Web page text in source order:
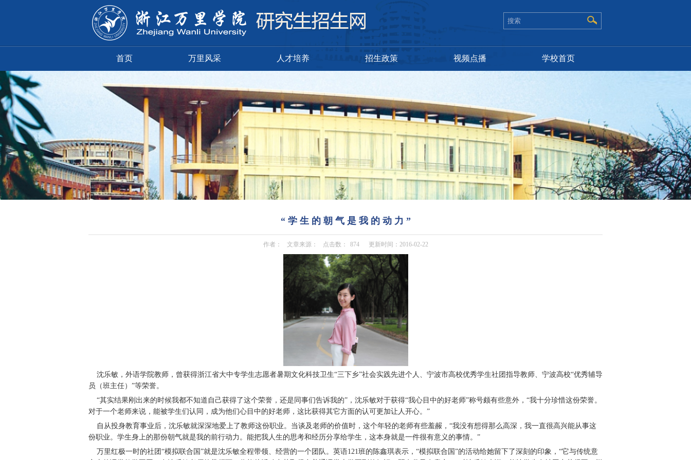
首页 万里风采 人才培养 招生政策 视频点播 学校首页
“ 学 生 的 朝 气 是 我 的 动 力 ”
作者： 文章来源： 点击数： 874 更新时间：2016-02-22
沈乐敏，外语学院教师，曾获得浙江省大中专学生志愿者暑期文化科技卫生“三下乡”社会实践先进个人、宁波市高校优秀学生社团指导教师、宁波高校“优秀辅导
员（班主任）”等荣誉。
“其实结果刚出来的时候我都不知道自己获得了这个荣誉，还是同事们告诉我的”，沈乐敏对于获得“我心目中的好老师”称号颇有些意外，“我十分珍惜这份荣誉。
对于一个老师来说，能被学生们认同，成为他们心目中的好老师，这比获得其它方面的认可更加让人开心。”
自从投身教育事业后，沈乐敏就深深地爱上了教师这份职业。当谈及老师的价值时，这个年轻的老师有些羞赧，“我没有想得那么高深，我一直很高兴能从事这
份职业。学生身上的那份朝气就是我的前行动力。能把我人生的思考和经历分享给学生，这本身就是一件很有意义的事情。”
万里红极一时的社团“模拟联合国”就是沈乐敏全程带领、经营的一个团队。英语121班的陈鑫琪表示，“模拟联合国”的活动给她留下了深刻的印象，“它与传统意